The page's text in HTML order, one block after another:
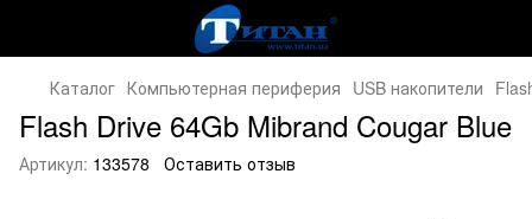
Каталог Компьютерная периферия USB накопители
Flash Drive 64Gb Mibrand Cougar Blue
Артикул: 133578 Оставить отзыв